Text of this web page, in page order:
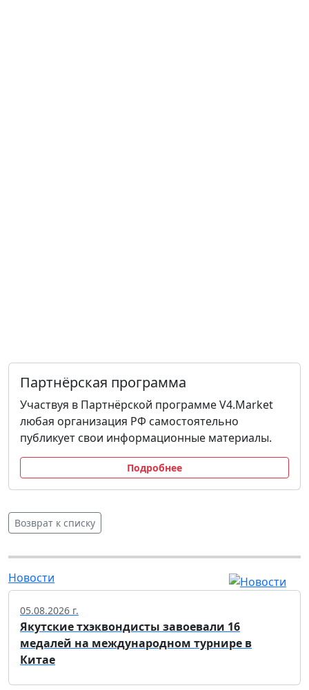
Партнёрская программа
Участвуя в Партнёрской программе V4.Market
любая организация РФ самостоятельно
публикует свои информационные материалы.
Подробнее
Возврат к списку
Новости
05.08.2026 г.
Якутские тхэквондисты завоевали 16
медалей на международном турнире в
Китае